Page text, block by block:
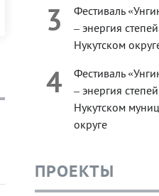
3
Фестиваль
– энергия
Нукутском
4
Фестиваль
– энергия
Нукутском
округе
ПРОЕКТЫ